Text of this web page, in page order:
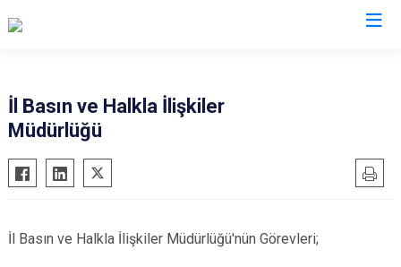
İl Basın ve Halkla İlişkiler
Müdürlüğü
İl Basın ve Halkla İlişkiler Müdürlüğü'nün Görevleri;